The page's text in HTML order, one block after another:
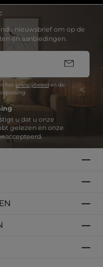
nieuwsbrief om op de
en aanbiedingen.
het privacybeleid en de